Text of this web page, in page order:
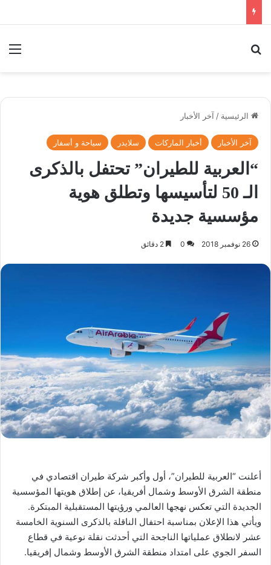
الرئيسية / آخر الأخبار
آخر الأخبار أخبار الماركات سلايدر سياحة و أسفار
“العربية للطيران” تحتفل بالذكرى
الـ 50 لتأسيسها وتطلق هوية
مؤسسية جديدة
26 نوفمبر 2018 0
أعلنت “العربية للطيران”، أول وأكبر شركة طيران اقتصادي في
منطقة الشرق الأوسط وشمال أفريقيا، عن إطلاق هويتها المؤسسية
الجديدة التي تعكس نهجها العالمي ورؤيتها المستقبلية المبتكرة.
ويأتي هذا الإعلان بمناسبة احتفال الناقلة بالذكرى السنوية الخامسة
عشر لانطلاق عملياتها الناجحة التي أحدثت نقلة نوعية في قطاع
السفر الجوي على امتداد منطقة الشرق الأوسط وشمال إفريقيا.